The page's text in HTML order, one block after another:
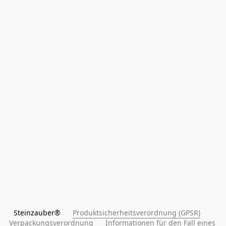
Steinzauber® Produktsicherheitsverordnung (GPSR)
Verpackungsverordnung
Informationen für den Fall eines